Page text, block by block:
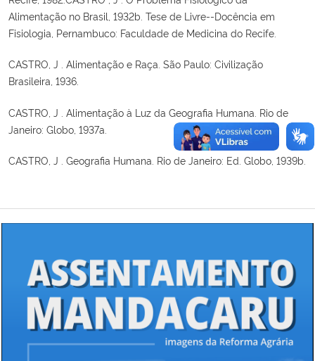
Alimentação no Brasil, 1932b. Tese de Livre--Docência em
Fisiologia, Pernambuco: Faculdade de Medicina do Recife.
CASTRO, J . Alimentação e Raça. São Paulo: Civilização
Brasileira, 1936.
CASTRO, J . Alimentação à Luz da Geografia Humana. Rio de
Janeiro: Globo, 1937a.
CASTRO, J . Geografia Humana. Rio de Janeiro: Ed. Globo, 1939b.